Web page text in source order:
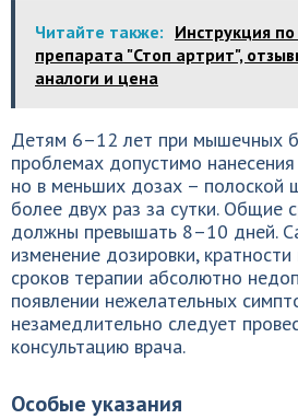
Читайте также: Инструкция
препарата "Стоп артрит",
аналоги и цена
Детям 6–12 лет при мышечных
проблемах допустимо нанесения
но в меньших дозах – полоской
более двух раз за сутки. Общие
должны превышать 8–10 дней.
изменение дозировки,
сроков терапии абсолютно
появлении нежелательных
незамедлительно следует
консультацию врача.
Особые указания